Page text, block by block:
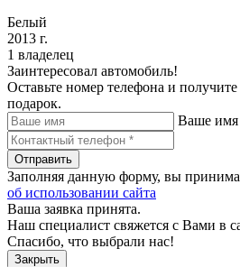
Белый
2013 г.
1 владелец
Заинтересовал автомобиль!
Оставьте номер телефона и
подарок.
Ваше имя
Отправить
Заполняя данную форму, вы
об использовании сайта
Ваша заявка принята.
Наш специалист свяжется с Вами в
Спасибо, что выбрали нас!
Закрыть